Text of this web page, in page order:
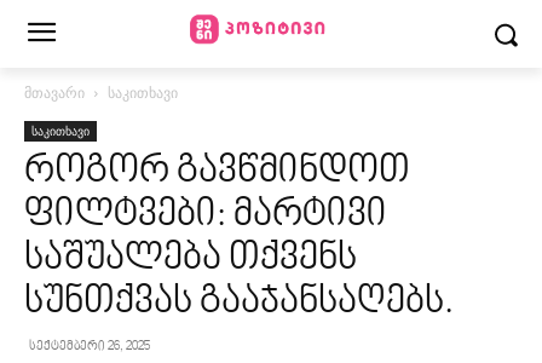
მთავარი საკითხავი
საკითხავი
როგორ გავწმინდოთ
ფილტვები: მარტივი
საშუალება თქვენს
სუნთქვას გააჯანსაღებს.
სექტემბერი 26, 2025